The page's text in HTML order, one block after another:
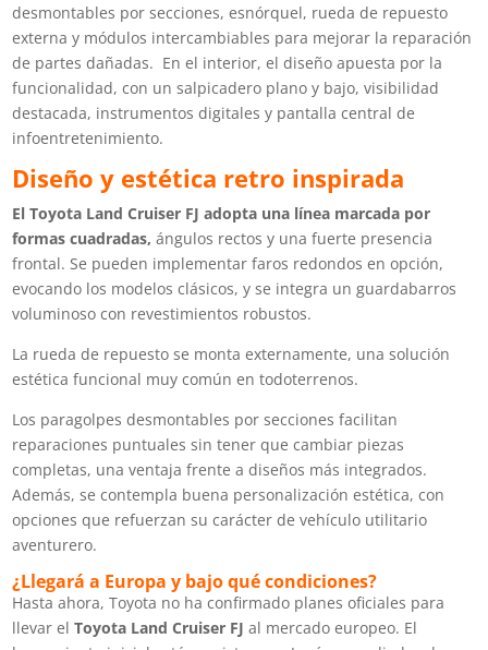
desmontables por secciones, esnórquel, rueda de repuesto
externa y módulos intercambiables para mejorar la reparación
de partes dañadas. En el interior, el diseño apuesta por la
funcionalidad, con un salpicadero plano y bajo, visibilidad
destacada, instrumentos digitales y pantalla central de
infoentretenimiento.
Diseño y estética retro inspirada
El Toyota Land Cruiser FJ adopta una línea marcada por
formas cuadradas,ángulos rectos y una fuerte presencia
frontal. Se pueden implementar faros redondos en opción,
evocando los modelos clásicos, y se integra un guardabarros
voluminoso con revestimientos robustos.
La rueda de repuesto se monta externamente, una solución
estética funcional muy común en todoterrenos.
Los paragolpes desmontables por secciones facilitan
reparaciones puntuales sin tener que cambiar piezas
completas, una ventaja frente a diseños más integrados.
Además, se contempla buena personalización estética, con
opciones que refuerzan su carácter de vehículo utilitario
aventurero.
¿Llegará a Europa y bajo qué condiciones?
Hasta ahora, Toyota no ha confirmado planes oficiales para
llevar elToyota Land Cruiser FJ al mercado europeo. El